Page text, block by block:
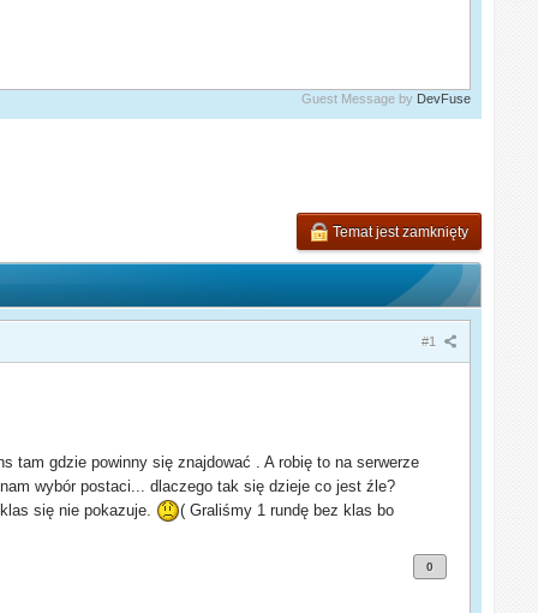
Guest Message by DevFuse
Temat jest zamknięty
#1
tam gdzie powinny się znajdować . A robię to na serwerze
wybór postaci... dlaczego tak się dzieje co jest źle?
się nie pokazuje.
( Graliśmy 1 rundę bez klas bo
0